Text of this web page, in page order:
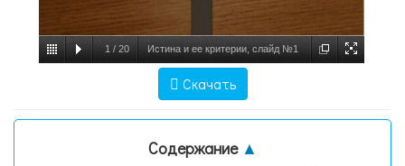
1 / 20 Истина и ее критерии, слайд №1
Скачать
Содержание ▲